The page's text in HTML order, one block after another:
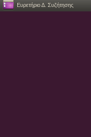
Ευρετήριο Δ. Συζήτησης